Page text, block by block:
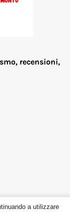
recensioni,
a utilizzare